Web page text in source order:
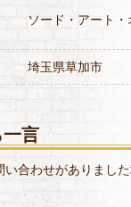
ソード・アート・
埼玉県草加市
一言
い合わせがありまし